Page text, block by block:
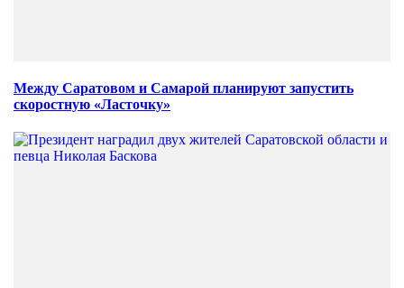
Между Саратовом и Самарой планируют запустить
скоростную «Ласточку»